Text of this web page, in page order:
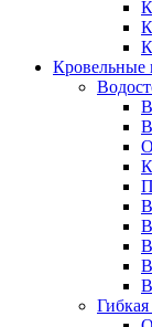
Кровельные